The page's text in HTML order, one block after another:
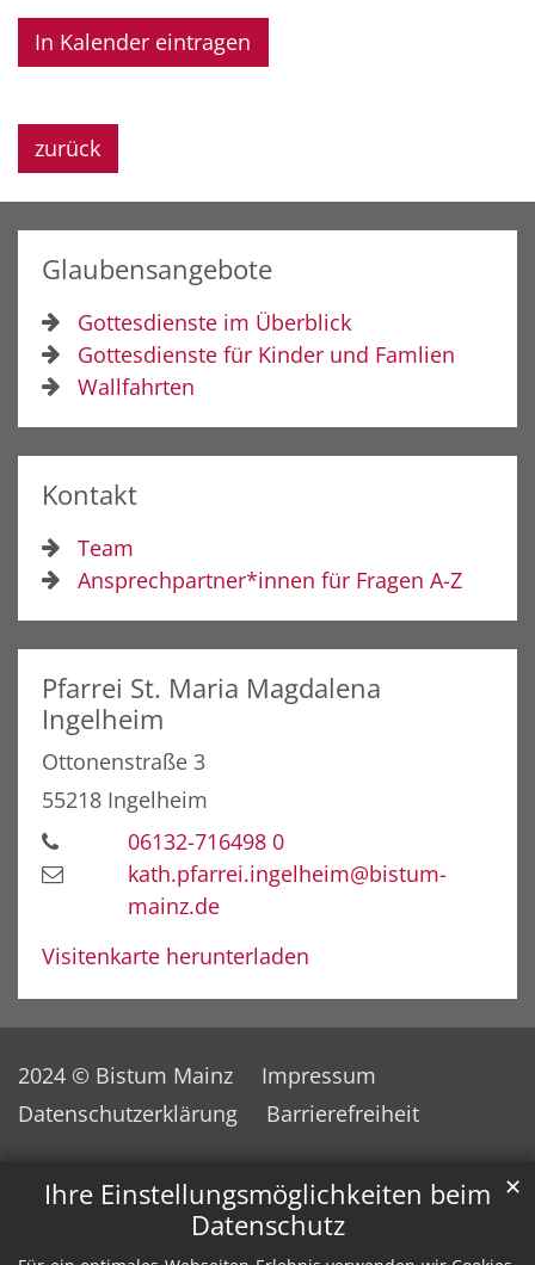
Ihre Einstellungsmöglichkeiten beim
Datenschutz
✕
In Kalender eintragen
zurück
Glaubensangebote
Gottesdienste im Überblick
Gottesdienste für Kinder und Famlien
Wallfahrten
Kontakt
Team
Ansprechpartner*innen für Fragen A-Z
Pfarrei St. Maria Magdalena
Ingelheim
Ottonenstraße 3
55218 Ingelheim
06132-716498 0
kath.pfarrei.ingelheim@bistum-
mainz.de
Visitenkarte herunterladen
2024 © Bistum Mainz
Impressum
Datenschutzerklärung
Barrierefreiheit